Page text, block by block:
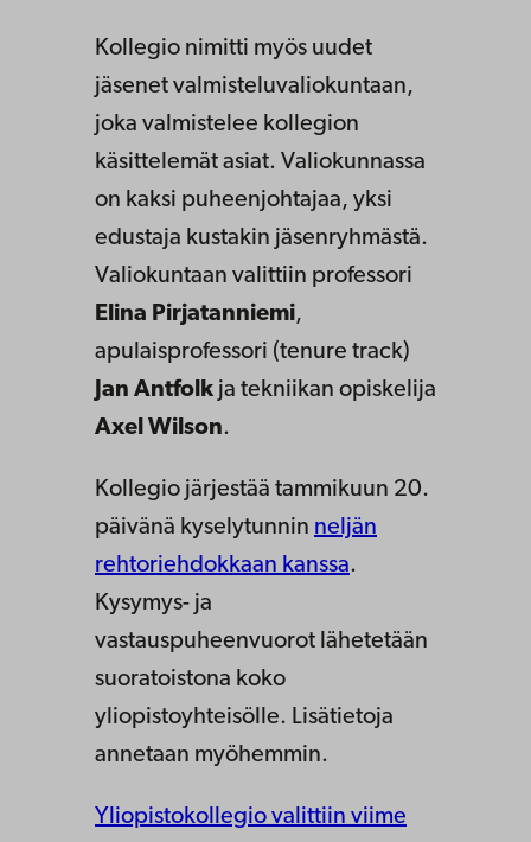
Kollegio nimitti myös uudet
jäsenet valmisteluvaliokuntaan,
joka valmistelee kollegion
käsittelemät asiat. Valiokunnassa
on kaksi puheenjohtajaa, yksi
edustaja kustakin jäsenryhmästä.
Valiokuntaan valittiin professori
Elina Pirjatanniemi,
apulaisprofessori (tenure track)
Jan Antfolk ja tekniikan opiskelija
Axel Wilson.
Kollegio järjestää tammikuun 20.
päivänä kyselytunnin neljän
rehtoriehdokkaan kanssa.
Kysymys- ja
vastauspuheenvuorot lähetetään
suoratoistona koko
yliopistoyhteisölle. Lisätietoja
annetaan myöhemmin.
Yliopistokollegio valittiin viime